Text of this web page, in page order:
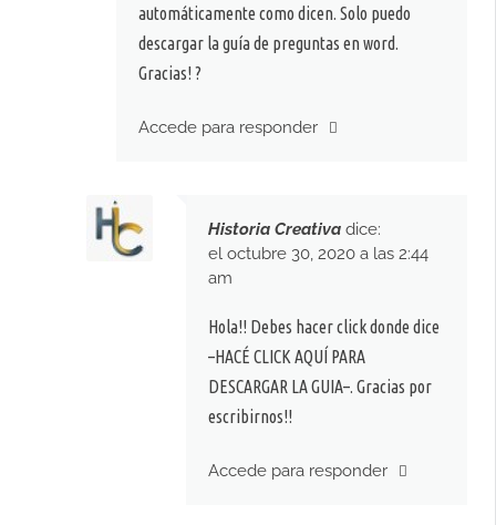
automáticamente como dicen. Solo puedo
descargar la guía de preguntas en word.
Gracias! ?
Accede para responder
Historia Creativa dice:
el octubre 30, 2020 a las 2:44
am
Hola!! Debes hacer click donde dice
–HACÉ CLICK AQUÍ PARA
DESCARGAR LA GUIA–. Gracias por
escribirnos!!
Accede para responder